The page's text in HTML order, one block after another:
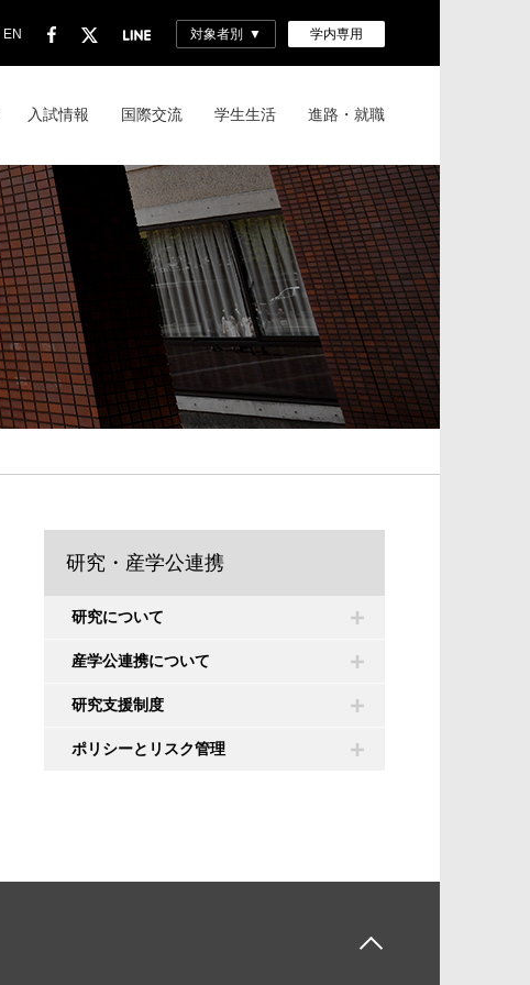
EN 対象者別 学内専用
入試情報 国際交流 学生生活 進路・就職
研究・産学公連携
研究について
産学公連携について
研究支援制度
ポリシーとリスク管理